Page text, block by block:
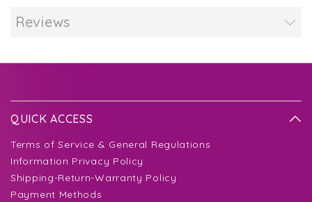
Reviews
QUICK ACCESS
Terms of Service & General Regulations
Information Privacy Policy
Shipping-Return-Warranty Policy
Payment Methods